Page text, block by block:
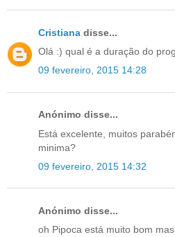
Cristiana disse...
Olá :) qual é a duração do
09 fevereiro, 2015 14:28
Anónimo disse...
Está excelente, muitos
minima?
09 fevereiro, 2015 14:32
Anónimo disse...
oh Pipoca está muito bom